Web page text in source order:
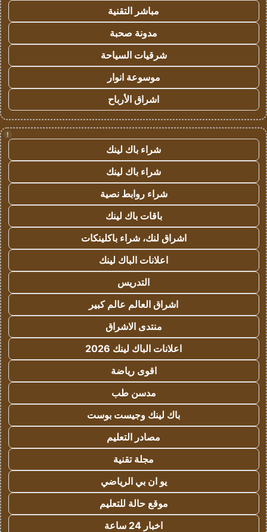
مباشر التقنية
مدونة صحبة
شرقيات السياحة
موسوعة انوار
اشراق الأرباح
!
شراء باك لينك
شراء باك لينك
شراء روابط نصية
باقات باك لينك
اشراق لنك، شراء باكلينكات
اعلانات الباك لينك
التدريس
اشراق العالم عالم كبير
منتدى الاشراق
اعلانات الباك لينك 2026
اقوى رياضة
مدسن طب
باك لينك وجيست بوست
مصادر التعليم
مجلة تقنية
يو ان بي الرياضي
موقع حالة للتعليم
اخبار 24 ساعة